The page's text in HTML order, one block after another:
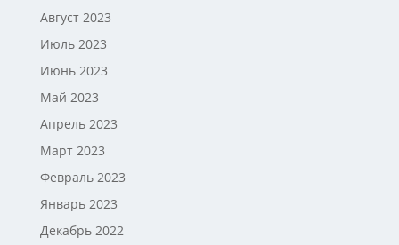
Август 2023
Июль 2023
Июнь 2023
Май 2023
Апрель 2023
Март 2023
Февраль 2023
Январь 2023
Декабрь 2022